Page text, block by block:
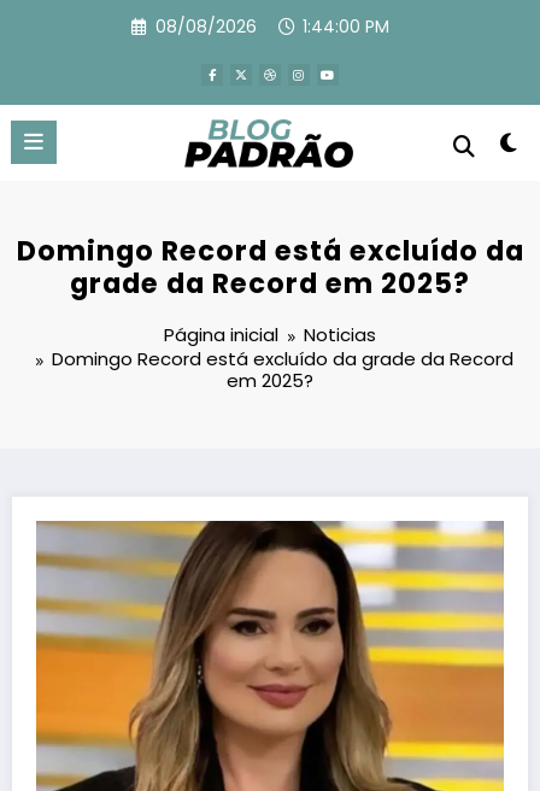
08/08/2026 1:44:01 PM
Domingo Record está excluído da
grade da Record em 2025?
Página inicial
Noticias
Domingo Record está excluído da grade da Record
em 2025?